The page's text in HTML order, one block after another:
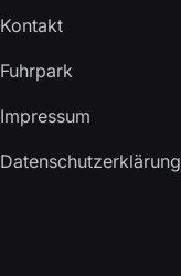
Kontakt
Fuhrpark
Impressum
Datenschutzerklärung